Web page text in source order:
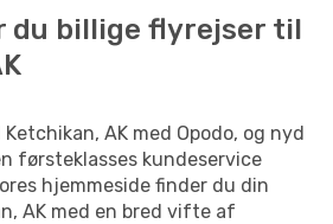
du billige flyrejser til
AK med Opodo, og nyd
førsteklasses kundeservice
hjemmeside finder du din
AK med en bred vifte af